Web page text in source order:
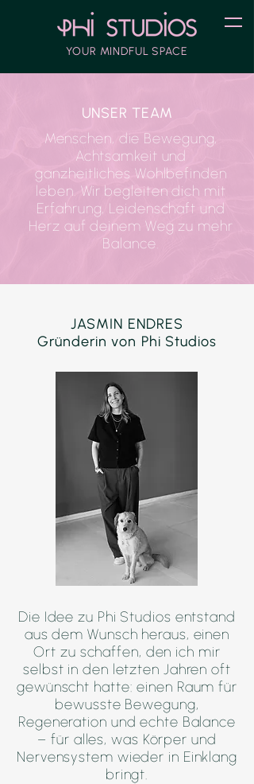
YOUR MINDFUL SPACE
UNSER TEAM
Menschen, die Bewegung,
Achtsamkeit und
ganzheitliches Wohlbefinden
leben. Wir begleiten dich mit
Erfahrung, Leidenschaft und
Herz auf deinem Weg zu mehr
Balance.
JASMIN ENDRES
Gründerin von Phi Studios
Die Idee zu Phi Studios entstand
aus dem Wunsch heraus, einen
Ort zu schaffen, den ich mir
selbst in den letzten Jahren oft
gewünscht hatte: einen Raum für
bewusste Bewegung,
Regeneration und echte Balance
– für alles, was Körper und
Nervensystem wieder in Einklang
bringt.